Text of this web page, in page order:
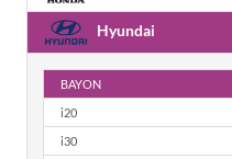
Hyundai
BAYON
i20
i30